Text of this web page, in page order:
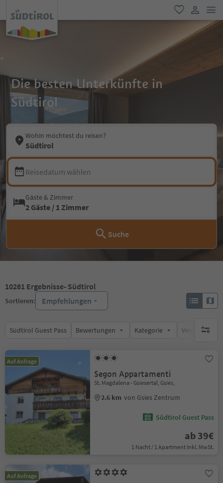
favorit
user link
Die besten Unterkünfte in
Südtirol
Wohin möchtest du reisen?
Südtirol
Reisedatum wählen
Gäste & Zimmer
2 Gäste / 1 Zimmer
Suche
10261 Ergebnisse- Südtirol
Sortieren: Empfehlungen
Südtirol Guest Pass Bewertungen Kategorie keine
Auf Anfrage
Segon Appartamenti
St. Magdalena - Gsiesertal, Gsies,
2.6 km von Gsies Zentrum
Südtirol Guest Pass
ab 39€
1 Nacht / 1 Apartment Inkl. MwSt.
Auf Anfrage